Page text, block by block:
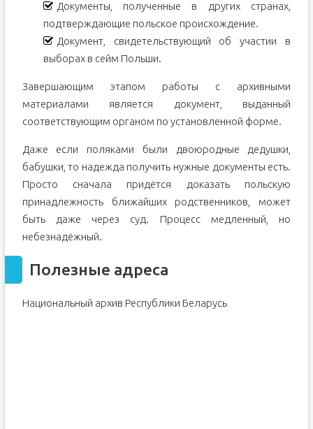
Документы, полученные в других странах,
подтверждающие польское происхождение.
Документ, свидетельствующий об участии в
выборах в сейм Польши.
Завершающим этапом работы с архивными
материалами является документ, выданный
соответствующим органом по установленной форме.
Даже если поляками были двоюродные дедушки,
бабушки, то надежда получить нужные документы есть.
Просто сначала придётся доказать польскую
принадлежность ближайших родственников, может
быть даже через суд. Процесс медленный, но
небезнадёжный.
Полезные адреса
Национальный архив Республики Беларусь